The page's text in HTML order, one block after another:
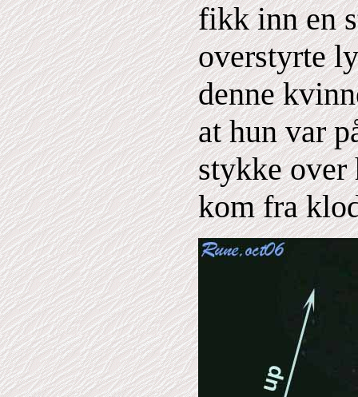
fikk inn en
overstyrte
denne
at hun var
stykke over
kom fra